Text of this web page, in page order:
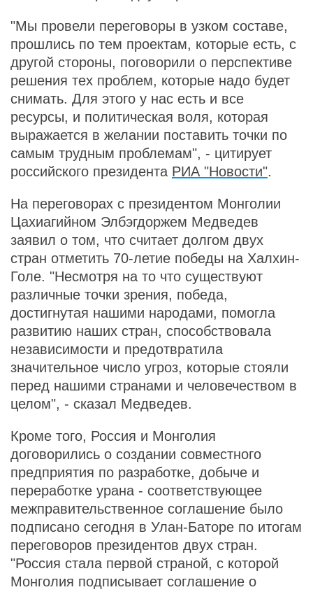
"Мы провели переговоры в узком составе,
прошлись по тем проектам, которые есть, с
другой стороны, поговорили о перспективе
решения тех проблем, которые надо будет
снимать. Для этого у нас есть и все
ресурсы, и политическая воля, которая
выражается в желании поставить точки по
самым трудным проблемам", - цитирует
российского президента РИА "Новости".
На переговорах с президентом Монголии
Цахиагийном Элбэгдоржем Медведев
заявил о том, что считает долгом двух
стран отметить 70-летие победы на Халхин-
Голе. "Несмотря на то что существуют
различные точки зрения, победа,
достигнутая нашими народами, помогла
развитию наших стран, способствовала
независимости и предотвратила
значительное число угроз, которые стояли
перед нашими странами и человечеством в
целом", - сказал Медведев.
Кроме того, Россия и Монголия
договорились о создании совместного
предприятия по разработке, добыче и
переработке урана - соответствующее
межправительственное соглашение было
подписано сегодня в Улан-Баторе по итогам
переговоров президентов двух стран.
"Россия стала первой страной, с которой
Монголия подписывает соглашение о